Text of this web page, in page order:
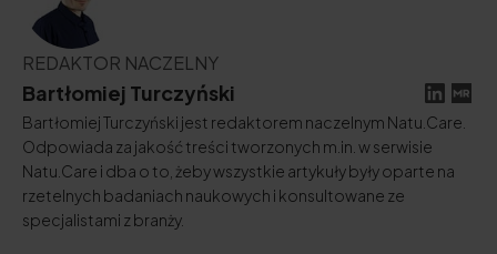
REDAKTOR NACZELNY
Bartłomiej Turczyński
Bartłomiej Turczyński jest redaktorem naczelnym Natu.Care.
Odpowiada za jakość treści tworzonych m.in. w serwisie
Natu.Care i dba o to, żeby wszystkie artykuły były oparte na
rzetelnych badaniach naukowych i konsultowane ze
specjalistami z branży.